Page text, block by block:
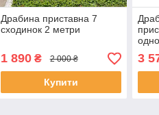
Драбина приставна 7
сходинок 2 метри
1 890₴ 2 000 ₴
Купити
3